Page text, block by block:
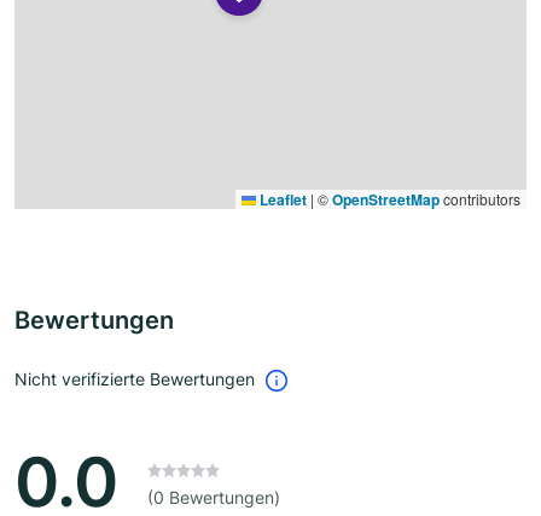
Leaflet | ©OpenStreetMapcontributors
Bewertungen
Nicht verifizierte Bewertungen
0.0 (0 Bewertungen)